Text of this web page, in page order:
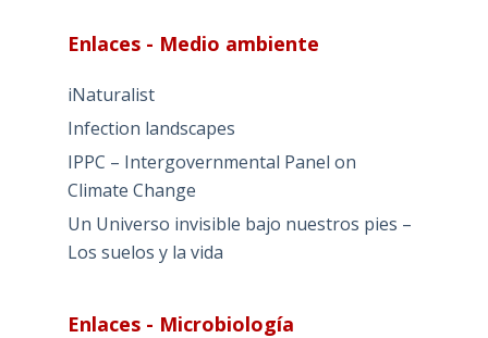
Enlaces - Medio ambiente
iNaturalist
Infection landscapes
IPPC – Intergovernmental Panel on
Climate Change
Un Universo invisible bajo nuestros pies –
Los suelos y la vida
Enlaces - Microbiología